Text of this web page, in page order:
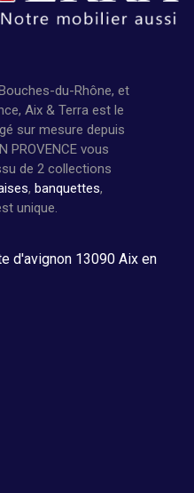
du-Rhône, et
Aix & Terra est le
sur mesure depuis
PROVENCE vous
de 2 collections
, banquettes,
unique.
d'avignon 13090 Aix en